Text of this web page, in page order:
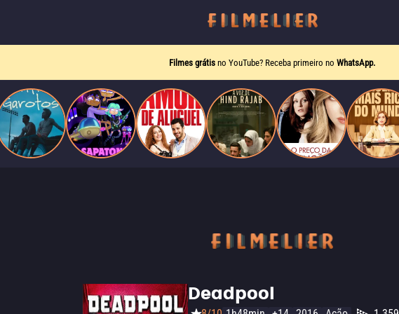
Filmes grátis no YouTube? Receba primeiro no WhatsApp.
Deadpool